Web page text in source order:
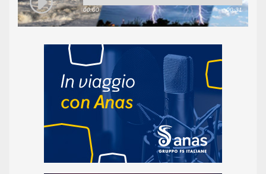
00:00 00:31